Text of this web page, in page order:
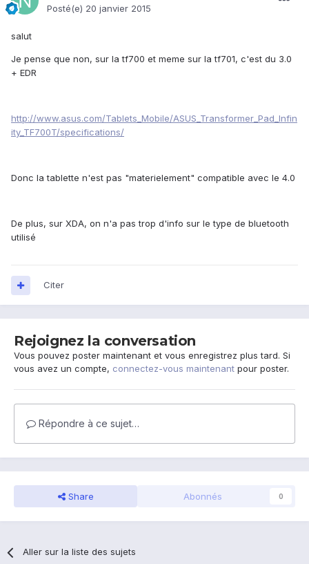
Posté(e) 20 janvier 2015
salut
Je pense que non, sur la tf700 et meme sur la tf701, c'est du 3.0
+ EDR
http://www.asus.com/Tablets_Mobile/ASUS_Transformer_Pad_Infin
ity_TF700T/specifications/
Donc la tablette n'est pas "materielement" compatible avec le 4.0
De plus, sur XDA, on n'a pas trop d'info sur le type de bluetooth
utilisé
Citer
Rejoignez la conversation
Vous pouvez poster maintenant et vous enregistrez plus tard. Si
vous avez un compte, connectez-vous maintenant pour poster.
Répondre à ce sujet…
Share Abonnés 0
Aller sur la liste des sujets